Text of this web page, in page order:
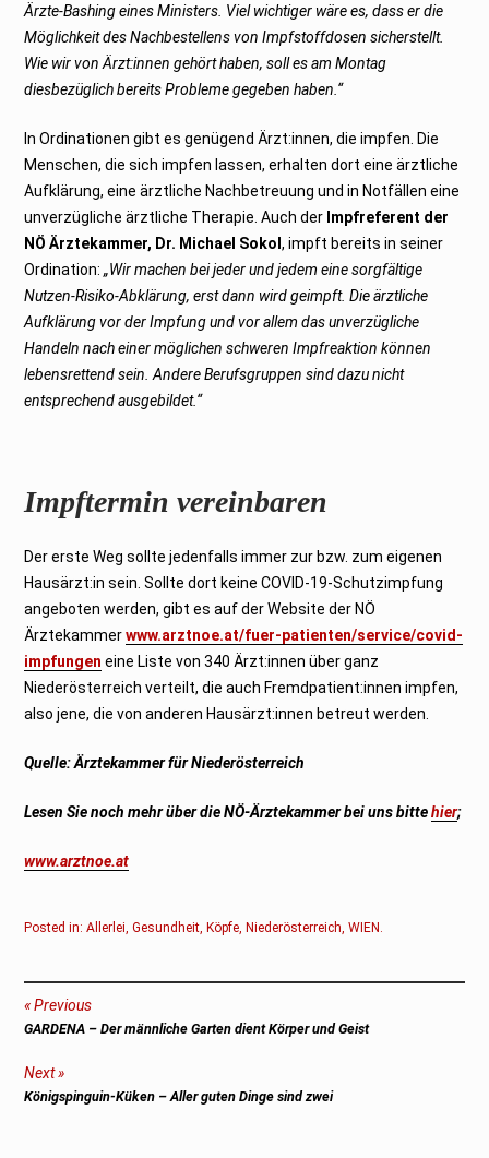
Ärzte-Bashing eines Ministers. Viel wichtiger wäre es, dass er die
Möglichkeit des Nachbestellens von Impfstoffdosen sicherstellt.
Wie wir von Ärzt:innen gehört haben, soll es am Montag
diesbezüglich bereits Probleme gegeben haben.“
In Ordinationen gibt es genügend Ärzt:innen, die impfen. Die
Menschen, die sich impfen lassen, erhalten dort eine ärztliche
Aufklärung, eine ärztliche Nachbetreuung und in Notfällen eine
unverzügliche ärztliche Therapie. Auch der Impfreferent der
NÖ Ärztekammer, Dr. Michael Sokol, impft bereits in seiner
Ordination:„Wir machen bei jeder und jedem eine sorgfältige
Nutzen-Risiko-Abklärung, erst dann wird geimpft. Die ärztliche
Aufklärung vor der Impfung und vor allem das unverzügliche
Handeln nach einer möglichen schweren Impfreaktion können
lebensrettend sein. Andere Berufsgruppen sind dazu nicht
entsprechend ausgebildet.“
Impftermin vereinbaren
Der erste Weg sollte jedenfalls immer zur bzw. zum eigenen
Hausärzt:in sein. Sollte dort keine COVID-19-Schutzimpfung
angeboten werden, gibt es auf der Website der NÖ
Ärztekammerwww.arztnoe.at/fuer-patienten/service/covid-
impfungen eine Liste von 340 Ärzt:innen über ganz
Niederösterreich verteilt, die auch Fremdpatient:innen impfen,
also jene, die von anderen Hausärzt:innen betreut werden.
Quelle: Ärztekammer für Niederösterreich
Lesen Sie noch mehr über die NÖ-Ärztekammer bei uns bittehier;
www.arztnoe.at
Posted in:Allerlei,Gesundheit,Köpfe,Niederösterreich,WIEN.
Beitragsnavigation
Previous
Previous
GARDENA – Der männliche Garten dient Körper und Geist
Next
Next
Königspinguin-Küken – Aller guten Dinge sind zwei